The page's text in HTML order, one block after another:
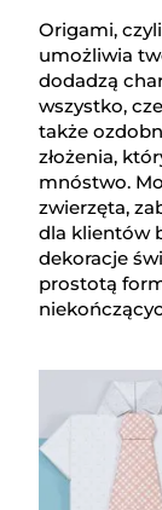
Origami,
umożliwia
dodadzą
wszystko,
także
złożenia,
mnóstwo.
zwierzęta,
dla klientów
dekoracje
prostotą